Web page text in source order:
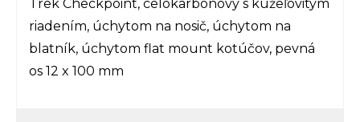
Trek Checkpoint, celokarbónový s kužeľovitým
riadením, úchytom na nosič, úchytom na
blatník, úchytom flat mount kotúčov, pevná
os 12 x 100 mm